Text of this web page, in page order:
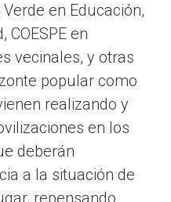
en Educación,
COESPE en
vecinales, y otras
popular como
realizando y
en los
deberán
a la situación de
repensando